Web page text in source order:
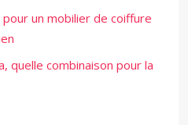
un mobilier de coiffure
quelle combinaison pour la